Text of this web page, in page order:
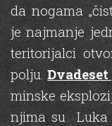
da nogama
je najmanje
teritorijalci
polju.
minske
njima su